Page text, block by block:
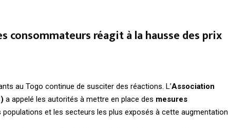
consommateurs réagit à la hausse des prix
au Togo continue de susciter des réactions. L’Association
a appelé les autorités à mettre en place des mesures
et les secteurs les plus exposés à cette augmentation.